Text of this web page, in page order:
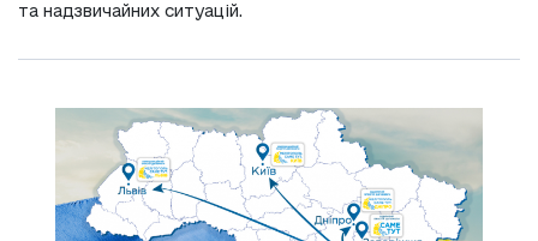
та надзвичайних ситуацій.